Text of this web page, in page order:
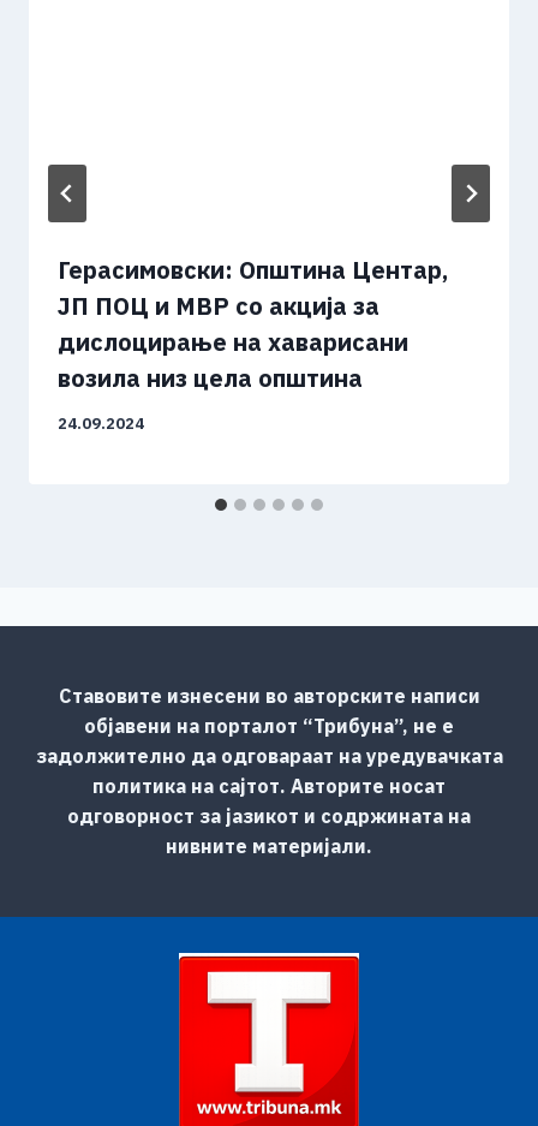
Герасимовски: Општина Центар,
ЈП ПОЦ и МВР со акција за
дислоцирање на хаварисани
возила низ цела општина
24.09.2024
Ставовите изнесени во авторските написи
објавени на порталот “Трибуна”, не е
задолжително да одговараат на уредувачката
политика на сајтот. Авторите носат
одговорност за јазикот и содржината на
нивните материјали.